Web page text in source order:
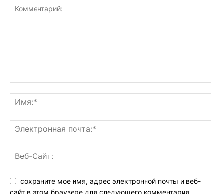
сохраните мое имя, адрес электронной почты и веб-
сайт в этом браузере для следующего комментария.